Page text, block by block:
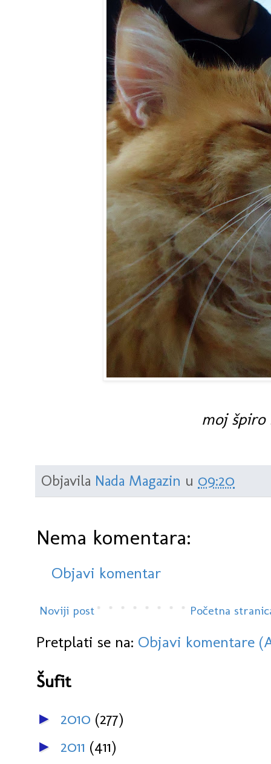
moj špiro
Objavila Nada Magazin u 09:20
Nema komentara:
Objavi komentar
Noviji post Početna
Pretplati se na: Objavi komentare
Šufit
► 2010 (277)
► 2011 (411)